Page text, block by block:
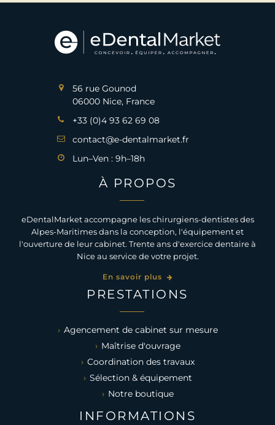
56 rue Gounod
06000 Nice, France
+33 (0)4 93 62 69 08
contact@e-dentalmarket.fr
Lun–Ven : 9h–18h
À PROPOS
eDentalMarket accompagne les chirurgiens-dentistes des
Alpes-Maritimes dans la conception, l'équipement et
l'ouverture de leur cabinet. Trente ans d'exercice dentaire à
Nice au service de votre projet.
En savoir plus
PRESTATIONS
Agencement de cabinet sur mesure
Maîtrise d'ouvrage
Coordination des travaux
Sélection & équipement
Notre boutique
INFORMATIONS